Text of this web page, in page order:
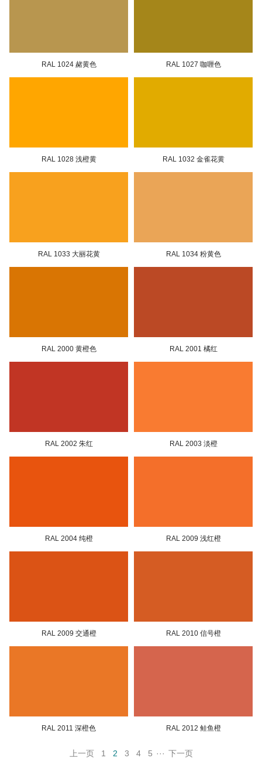
0511-88037158
RAL 1024 赭黄色 RAL 1027 咖喱色
RAL 1028 浅橙黄 RAL 1032 金雀花黄
RAL 1033 大丽花黄 RAL 1034 粉黄色
RAL 2000 黄橙色 RAL 2001 橘红
RAL 2002 朱红 RAL 2003 淡橙
RAL 2004 纯橙 RAL 2009 浅红橙
RAL 2009 交通橙 RAL 2010 信号橙
RAL 2011 深橙色 RAL 2012 鲑鱼橙
上一页 1 2 3 4 5 ··· 下一页